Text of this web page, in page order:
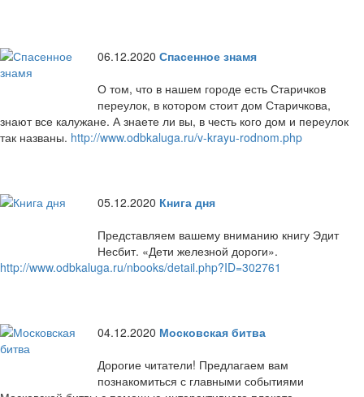
06.12.2020 Спасенное знамя
О том, что в нашем городе есть Старичков
переулок, в котором стоит дом Старичкова,
знают все калужане. А знаете ли вы, в честь кого дом и переулок
так названы. http://www.odbkaluga.ru/v-krayu-rodnom.php
05.12.2020 Книга дня
Представляем вашему вниманию книгу Эдит
Несбит. «Дети железной дороги».
http://www.odbkaluga.ru/nbooks/detail.php?ID=302761
04.12.2020 Московская битва
Дорогие читатели! Предлагаем вам
познакомиться с главными событиями